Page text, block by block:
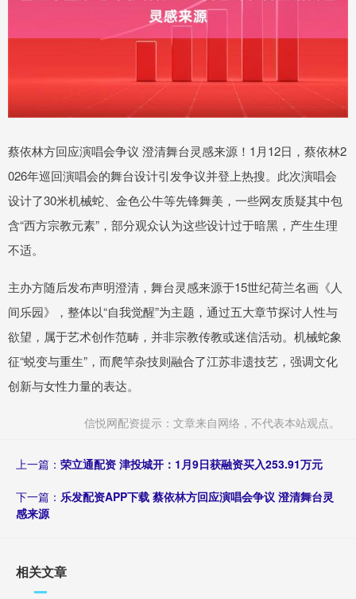
蔡依林方回应演唱会争议 澄清舞台灵感来源！1月12日，蔡依林2
026年巡回演唱会的舞台设计引发争议并登上热搜。此次演唱会
设计了30米机械蛇、金色公牛等先锋舞美，一些网友质疑其中包
含“西方宗教元素”，部分观众认为这些设计过于暗黑，产生生理
不适。
主办方随后发布声明澄清，舞台灵感来源于15世纪荷兰名画《人
间乐园》，整体以“自我觉醒”为主题，通过五大章节探讨人性与
欲望，属于艺术创作范畴，并非宗教传教或迷信活动。机械蛇象
征“蜕变与重生”，而爬竿杂技则融合了江苏非遗技艺，强调文化
创新与女性力量的表达。
信悦网配资提示：文章来自网络，不代表本站观点。
上一篇： 荣立通配资 津投城开：1月9日获融资买入253.91万元
下一篇： 乐发配资APP下载 蔡依林方回应演唱会争议 澄清舞台灵
感来源
相关文章